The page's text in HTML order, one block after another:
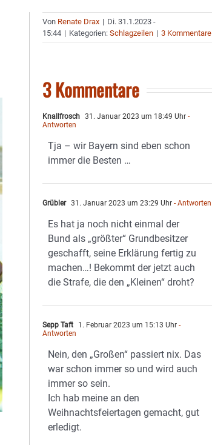
Von Renate Drax | Di. 31.1.2023 -
15:44 | Kategorien:Schlagzeilen | 3 Kommentare
3 Kommentare
Knallfrosch 31. Januar 2023 um 18:49 Uhr -
Antworten
Tja – wir Bayern sind eben schon
immer die Besten …
Grübler 31. Januar 2023 um 23:29 Uhr - Antworten
Es hat ja noch nicht einmal der
Bund als „größter“ Grundbesitzer
geschafft, seine Erklärung fertig zu
machen…! Bekommt der jetzt auch
die Strafe, die den „Kleinen“ droht?
Sepp Taft 1. Februar 2023 um 15:13 Uhr -
Antworten
Nein, den „Großen“ passiert nix. Das
war schon immer so und wird auch
immer so sein.
Ich hab meine an den
Weihnachtsfeiertagen gemacht, gut
erledigt.